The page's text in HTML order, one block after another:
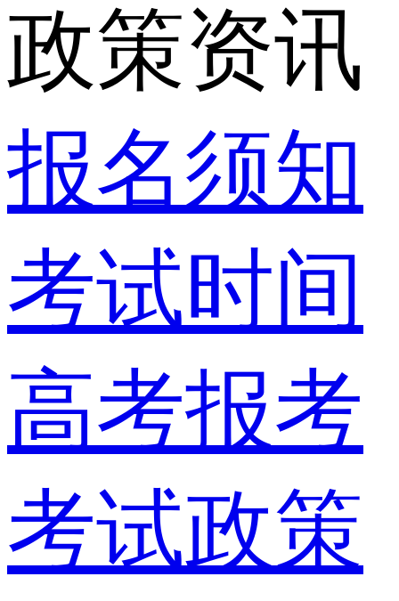
政策资讯
报名须知
考试时间
高考报考
考试政策